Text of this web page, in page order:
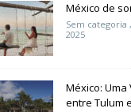
México de
Sem categoria ,
2025
México: Uma
entre Tulum